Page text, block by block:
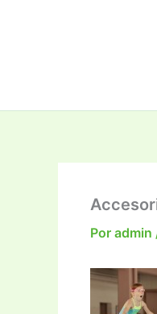
Por admin